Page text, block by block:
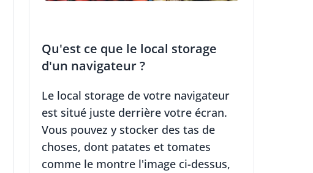
Qu'est ce que le local storage
d'un navigateur ?
Le local storage de votre navigateur
est situé juste derrière votre écran.
Vous pouvez y stocker des tas de
choses, dont patates et tomates
comme le montre l'image ci-dessus,